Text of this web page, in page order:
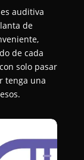
auditiva
de
de cada
solo pasar
tenga una